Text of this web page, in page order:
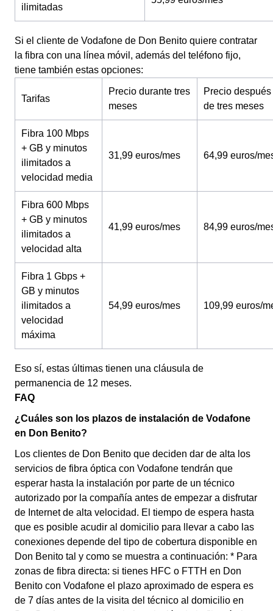
ilimitadas
Si el cliente de Vodafone de Don Benito quiere contratar
la fibra con una línea móvil, además del teléfono fijo,
tiene también estas opciones:
Tarifas
Precio durante tres
meses
Precio después
de tres meses
Fibra 100 Mbps
+ GB y minutos
ilimitados a
velocidad media
31,99 euros/mes 64,99 euros/
Fibra 600 Mbps
+ GB y minutos
ilimitados a
velocidad alta
41,99 euros/mes 84,99 euros/
Fibra 1 Gbps +
GB y minutos
ilimitados a
velocidad
máxima
54,99 euros/mes 109,99 euros/
Eso sí, estas últimas tienen una cláusula de
permanencia de 12 meses.
FAQ
¿Cuáles son los plazos de instalación de Vodafone
en Don Benito?
Los clientes de Don Benito que deciden dar de alta los
servicios de fibra óptica con Vodafone tendrán que
esperar hasta la instalación por parte de un técnico
autorizado por la compañía antes de empezar a disfrutar
de Internet de alta velocidad. El tiempo de espera hasta
que es posible acudir al domicilio para llevar a cabo las
conexiones depende del tipo de cobertura disponible en
Don Benito tal y como se muestra a continuación: * Para
zonas de fibra directa: si tienes HFC o FTTH en Don
Benito con Vodafone el plazo aproximado de espera es
de 7 días antes de la visita del técnico al domicilio en